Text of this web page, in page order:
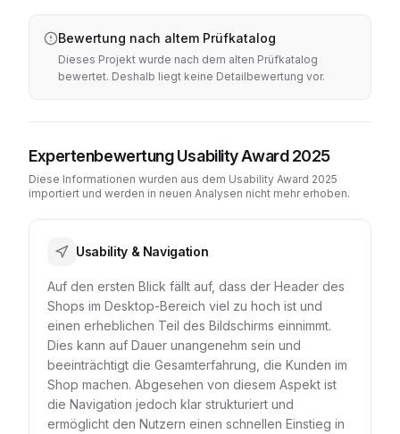
Bewertung nach altem Prüfkatalog
Dieses Projekt wurde nach dem alten Prüfkatalog
bewertet. Deshalb liegt keine Detailbewertung vor.
Expertenbewertung Usability Award 2025
Diese Informationen wurden aus dem Usability Award 2025
importiert und werden in neuen Analysen nicht mehr erhoben.
Usability & Navigation
Auf den ersten Blick fällt auf, dass der Header des
Shops im Desktop-Bereich viel zu hoch ist und
einen erheblichen Teil des Bildschirms einnimmt.
Dies kann auf Dauer unangenehm sein und
beeinträchtigt die Gesamterfahrung, die Kunden im
Shop machen. Abgesehen von diesem Aspekt ist
die Navigation jedoch klar strukturiert und
ermöglicht den Nutzern einen schnellen Einstieg in